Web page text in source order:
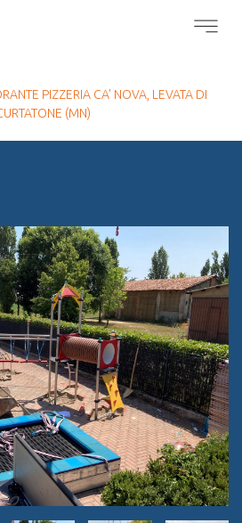
PIZZERIA CA' NOVA, LEVATA DI
(MN)